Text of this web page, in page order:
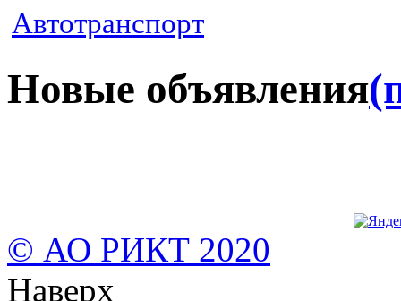
Автотранспорт
Новые объявления
© АО РИКТ 2020
Наверх